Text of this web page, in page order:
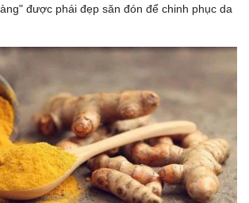
được phái đẹp săn đón để chinh phục da